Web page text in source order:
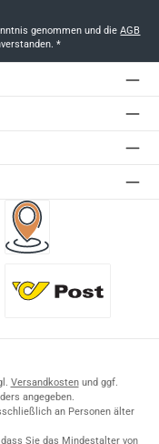
genommen und dieAGB
*
Versandkostenund ggf.
angegeben.
an Personen älter
Sie das Mindestalter von